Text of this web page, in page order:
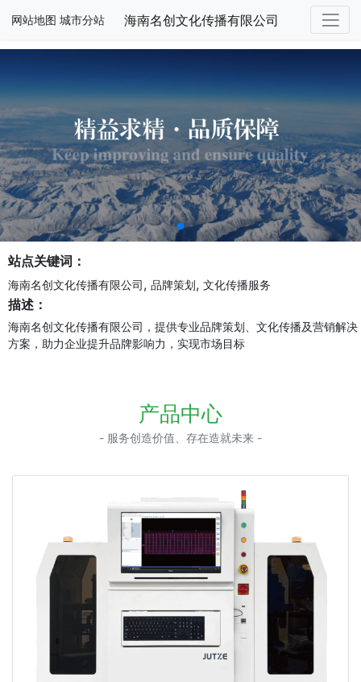
网站地图 城市分站 海南名创文化传播有限公司
站点关键词：
海南名创文化传播有限公司, 品牌策划, 文化传播服务
描述：
海南名创文化传播有限公司，提供专业品牌策划、文化传播及营销解决
方案，助力企业提升品牌影响力，实现市场目标
产品中心
- 服务创造价值、存在造就未来 -